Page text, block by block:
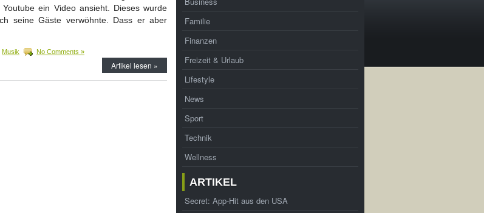
ein Video ansieht. Dieses wurde
seine Gäste verwöhnte. Dass er aber
Musik No Comments »
Artikel lesen »
Familie
Finanzen
Freizeit & Urlaub
Lifestyle
News
Sport
Technik
Wellness
ARTIKEL
Secret: App-Hit aus den USA